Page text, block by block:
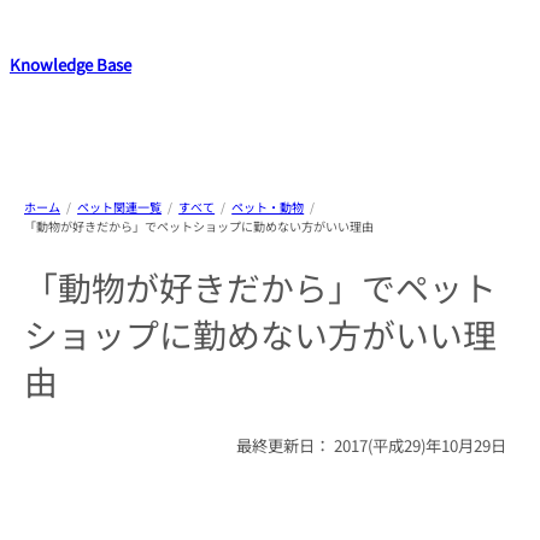
をKnowledge Base
ホーム ペット関連一覧 すべて
ペット・動物
「動物が好きだから」でペットショップに勤めない方がいい理由
「動物が好きだから」でペット
ショップに勤めない方がいい理
由
最終更新日： 2017(平成29)年10月29日